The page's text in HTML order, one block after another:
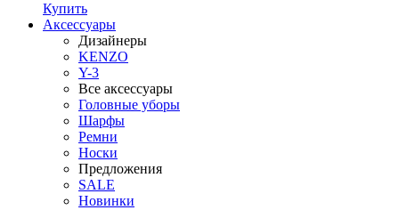
Купить
Аксессуары
Дизайнеры
KENZO
Y-3
Все аксессуары
Головные уборы
Шарфы
Ремни
Носки
Предложения
SALE
Новинки